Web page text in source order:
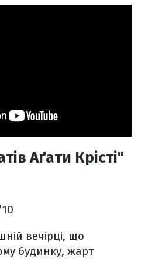
Аґати Крісті"
вечірці, що
будинку, жарт